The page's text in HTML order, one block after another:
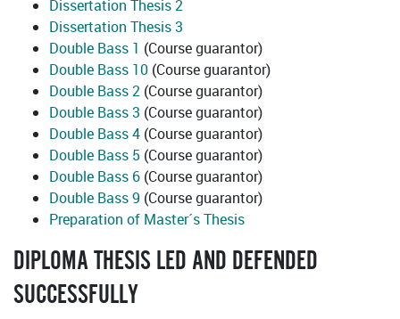
Dissertation Thesis 2
Dissertation Thesis 3
Double Bass 1 (Course guarantor)
Double Bass 10 (Course guarantor)
Double Bass 2 (Course guarantor)
Double Bass 3 (Course guarantor)
Double Bass 4 (Course guarantor)
Double Bass 5 (Course guarantor)
Double Bass 6 (Course guarantor)
Double Bass 9 (Course guarantor)
Preparation of Master´s Thesis
DIPLOMA THESIS LED AND DEFENDED
SUCCESSFULLY